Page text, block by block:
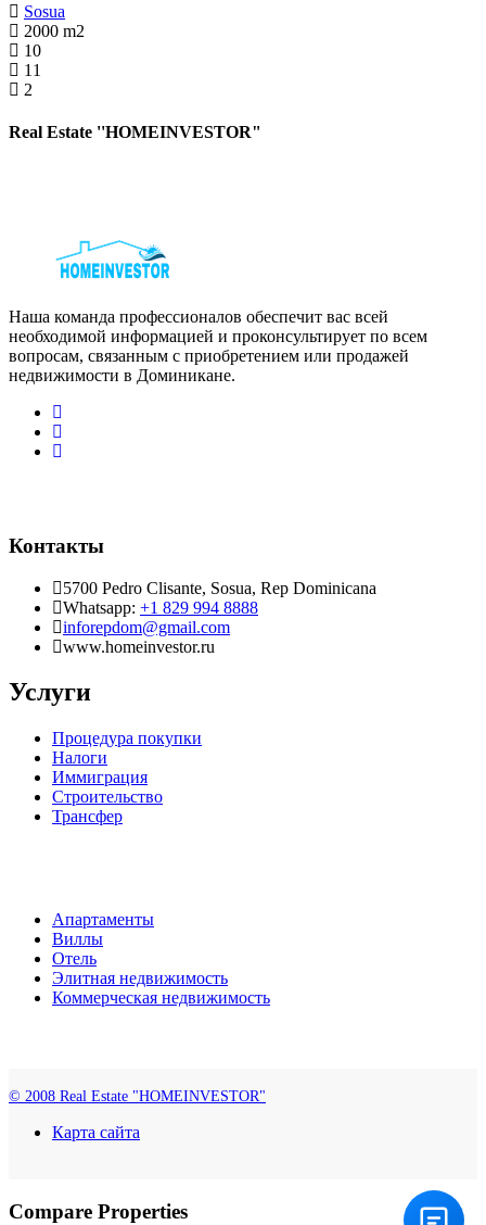
Sosua
2000 m2
10
11
2
Real Estate ''HOMEINVESTOR"
Наша команда профессионалов обеспечит вас всей
необходимой информацией и проконсультирует по всем
вопросам, связанным с приобретением или продажей
недвижимости в Доминикане.
Контакты
5700 Pedro Clisante, Sosua, Rep Dominicana
Whatsapp: +1 829 994 8888
inforepdom@gmail.com
www.homeinvestor.ru
Услуги
Процедура покупки
Налоги
Иммиграция
Строительство
Трансфер
Апартаменты
Виллы
Отель
Элитная недвижимость
Коммерческая недвижимость
© 2008 Real Estate "HOMEINVESTOR"
Карта сайта
Compare Properties